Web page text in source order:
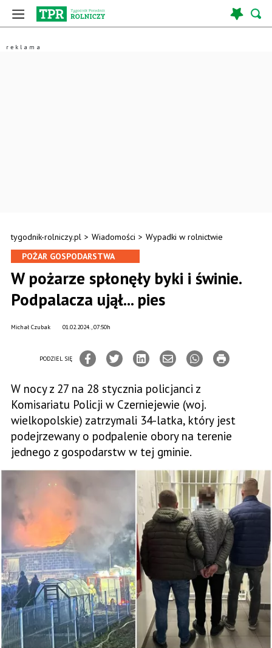
tygodnik-rolniczy.pl > Wiadomości > Wypadki w rolnictwie
POŻAR GOSPODARSTWA
W pożarze spłonęły byki i świnie.
Podpalacza ujął... pies
01.02.2024., 07:50h
Michał Czubak
PODZIEL SIĘ
W nocy z 27 na 28 stycznia policjanci z
Komisariatu Policji w Czerniejewie (woj.
wielkopolskie) zatrzymali 34-latka, który jest
podejrzewany o podpalenie obory na terenie
jednego z gospodarstw w tej gminie.